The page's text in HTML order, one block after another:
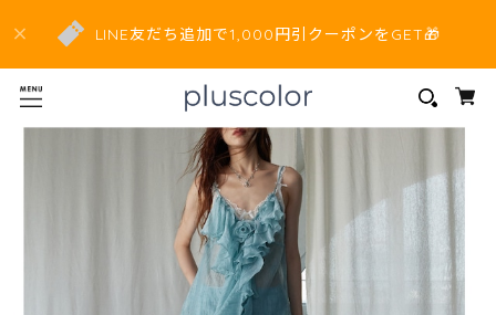
LINE友だち追加で1,000円引クーポンをGET🎁